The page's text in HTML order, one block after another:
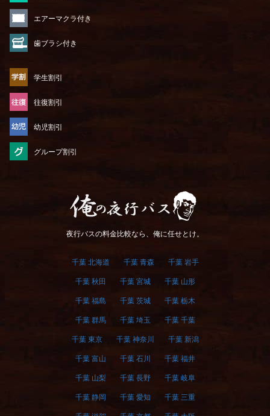
エアーマクラ付き
歯ブラシ付き
学生割引
往復割引
幼児割引
グループ割引
俺の夜行バス
夜行バスの料金比較なら、俺に任せとけ。
千葉 北海道 千葉 青森 千葉 岩手
千葉 秋田 千葉 宮城 千葉 山形
千葉 福島 千葉 茨城 千葉 栃木
千葉 群馬 千葉 埼玉 千葉 千葉
千葉 東京 千葉 神奈川 千葉 新潟
千葉 富山 千葉 石川 千葉 福井
千葉 山梨 千葉 長野 千葉 岐阜
千葉 静岡 千葉 愛知 千葉 三重